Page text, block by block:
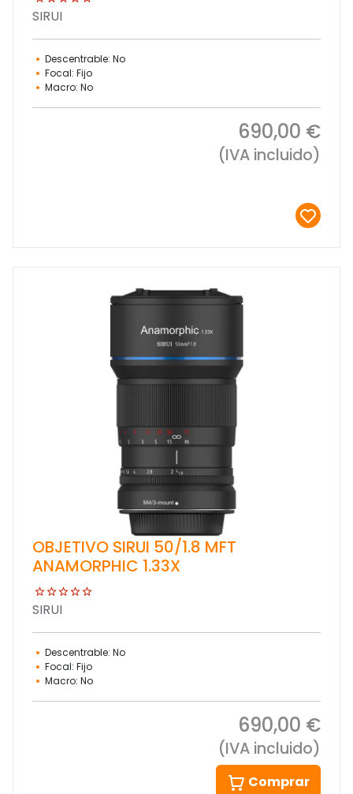
SIRUI
Descentrable: No
Focal: Fijo
Macro: No
690,00 €
(IVA incluido)
OBJETIVO SIRUI 50/1.8 MFT
ANAMORPHIC 1.33X
SIRUI
Descentrable: No
Focal: Fijo
Macro: No
690,00 €
(IVA incluido)
Comprar